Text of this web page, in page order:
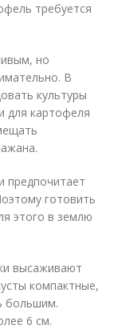
требуется
но
В
культуры
для картофеля
предпочитает
готовить
этого в землю
высаживают
компактные,
большим.
6 см.